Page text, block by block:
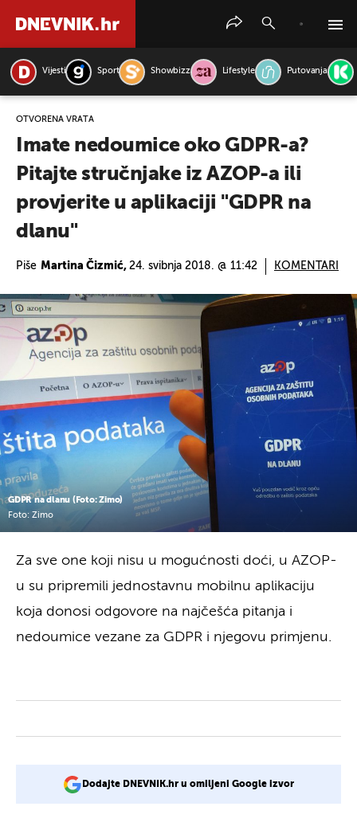
Vijesti Sport Showbizz Lifestyle Putovanja
OTVORENA VRATA
Imate nedoumice oko GDPR-a?
Pitajte stručnjake iz AZOP-a ili
provjerite u aplikaciji "GDPR na
dlanu"
Piše Martina Čizmić, 24. svibnja 2018. @ 11:42 KOMENTARI
GDPR na dlanu (Foto: Zimo)
Foto: Zimo
Za sve one koji nisu u mogućnosti doći, u AZOP-
u su pripremili jednostavnu mobilnu aplikaciju
koja donosi odgovore na najčešća pitanja i
nedoumice vezane za GDPR i njegovu primjenu.
Dodajte DNEVNIK.hr u omiljeni Google izvor
PRETRAŽITE VIJESTI